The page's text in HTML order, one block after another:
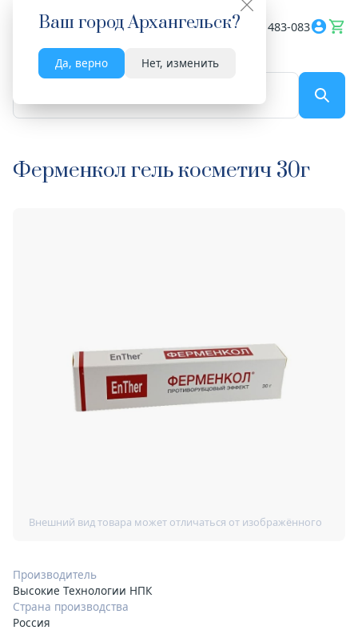
Ваш городАрхангельск?
Да, верно Нет, изменить
Весь сайт 8182 483-083
Ферменкол гель косметич 30г
Производитель
Высокие Технологии НПК
Страна производства
Россия